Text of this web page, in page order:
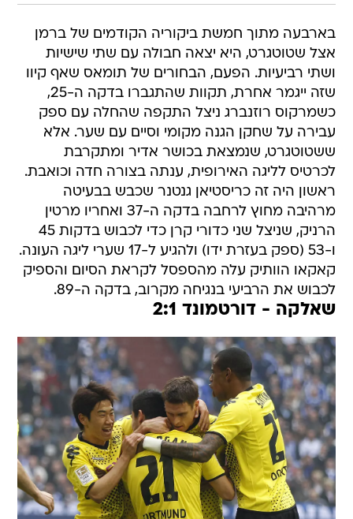
בארבעה מתוך חמשת ביקוריה הקודמים של ברמן
אצל שטוטגרט, היא יצאה חבולה עם שתי שישיות
ושתי רביעיות. הפעם, הבחורים של תומאס שאף קיוו
שזה ייגמר אחרת, תקוות שהתגברו בדקה ה-25,
כשמרקוס רוזנברג ניצל התקפה שהחלה עם ספק
עבירה על שחקן הגנה מקומי וסיים עם שער. אלא
ששטוטגרט, שנמצאת בכושר אדיר ומתקרבת
לכרטיס לליגה האירופית, ענתה בצורה חדה וכואבת.
ראשון היה זה כריסטיאן גנטנר שכבש בבעיטה
מרהיבה מחוץ לרחבה בדקה ה-37 ואחריו מרטין
הרניק, שניצל שני כדורי קרן כדי לכבוש בדקות 45
ו-53 (ספק בעזרת ידו) ולהגיע ל-17 שערי ליגה העונה.
קאקאו הוותיק עלה מהספסל לקראת הסיום והספיק
לכבוש את הרביעי בנגיחה מקרוב, בדקה ה-89.
שאלקה - דורטמונד 2:1